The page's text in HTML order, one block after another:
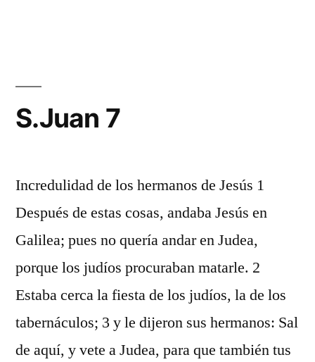
S.Juan 7
Incredulidad de los hermanos de Jesús 1
Después de estas cosas, andaba Jesús en
Galilea; pues no quería andar en Judea,
porque los judíos procuraban matarle. 2
Estaba cerca la fiesta de los judíos, la de los
tabernáculos; 3 y le dijeron sus hermanos: Sal
de aquí, y vete a Judea, para que también tus